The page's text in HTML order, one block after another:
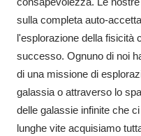
sulla completa auto-
l'esplorazione della fisicità
successo. Ognuno di noi
di una missione di
galassia o attraverso lo
delle galassie infinite che
lunghe vite acquisiamo